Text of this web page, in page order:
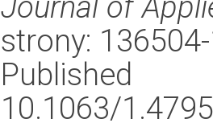
strony:
Published
10.1063/